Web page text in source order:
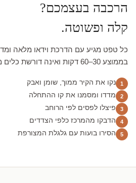
הרכבה בעצמכם?
קלה ופשוטה.
בממוצע 30–60 דקות ואינה דורשת כלים מיוחדים.
1 נקו את הקיר ממוך, שומן ואבק
2 מדדו ומסמנו את קו ההתחלה
3 פיצלו לפסים לפי הרוחב
4 הדבקו מהמרכז כלפי הצדדים
5 הסירו בועות עם גלגלת המצורפת